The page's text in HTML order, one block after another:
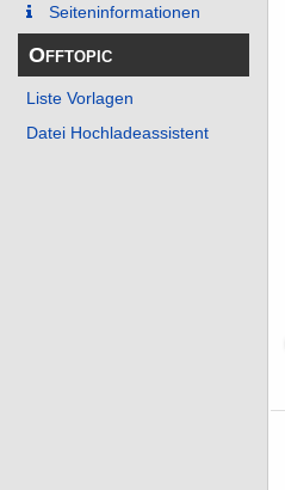
Seiten­­informationen
Offtopic
Liste Vorlagen
Datei Hochladeassistent